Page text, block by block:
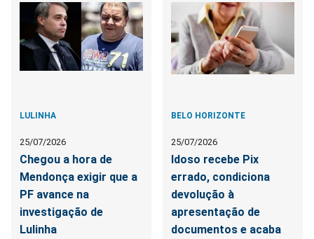
LULINHA
25/07/2026
Chegou a hora de
Mendonça exigir que a
PF avance na
investigação de
Lulinha
BELO HORIZONTE
25/07/2026
Idoso recebe Pix
errado, condiciona
devolução à
apresentação de
documentos e acaba